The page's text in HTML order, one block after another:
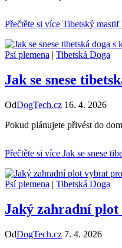
Přečtěte si více Tibetský mastif
Psí plemena | Tibetská Doga
Jak se snese
OdDogTech.cz 16. 4. 2026
Pokud plánujete přivést do
Přečtěte si více Jak se snese
Psí plemena | Tibetská Doga
Jaký zahradní plot
OdDogTech.cz 7. 4. 2026